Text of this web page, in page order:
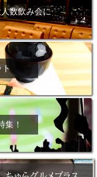
数飲み会に
ト
集！